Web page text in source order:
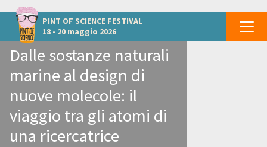
PINT OF SCIENCE FESTIVAL
18 - 20 maggio 2026
Altri eventi a Salerno
Dalle sostanze naturali
marine al design di
nuove molecole: il
viaggio tra gli atomi di
una ricercatrice